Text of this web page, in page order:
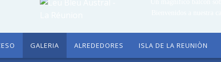
GALERIA ALREDEDORES ISLA DE LA REUNIÒN